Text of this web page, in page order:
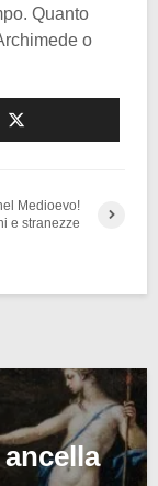
Quanto
o
Medioevo!
e stranezze